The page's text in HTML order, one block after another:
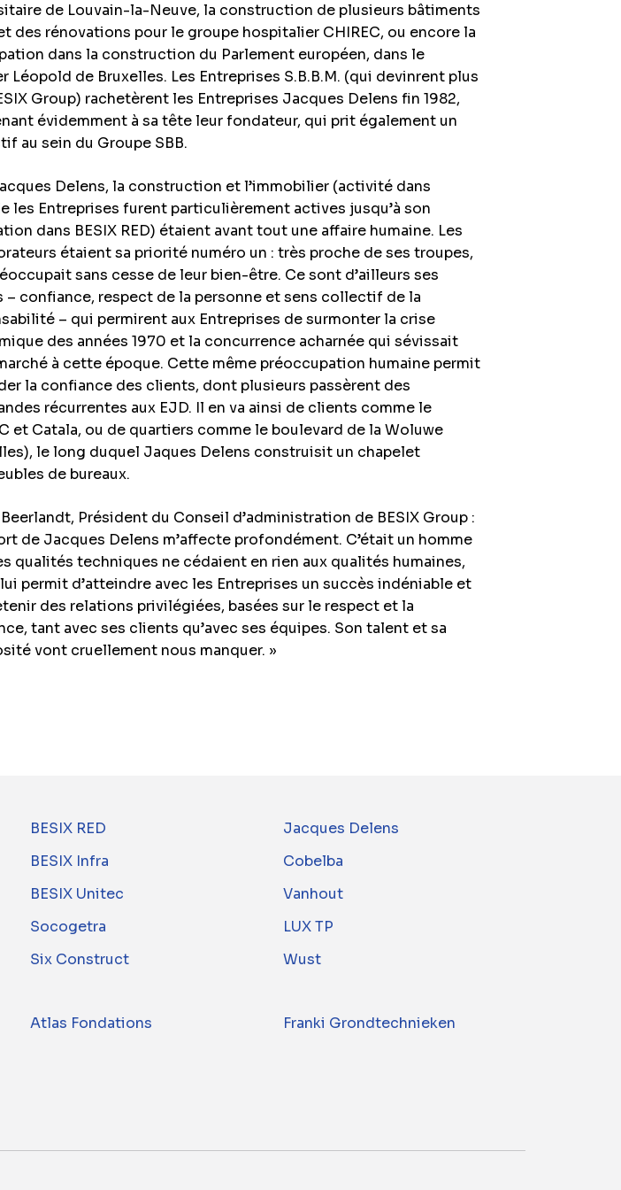
de Louvain-la-Neuve, la construction de plusieurs bâtiments
des rénovations pour le groupe hospitalier CHIREC, ou encore la
dans la construction du Parlement européen, dans le
Léopold de Bruxelles. Les Entreprises S.B.B.M. (qui devinrent plus
Group) rachetèrent les Entreprises Jacques Delens fin 1982,
évidemment à sa tête leur fondateur, qui prit également un
au sein du Groupe SBB.
Delens, la construction et l’immobilier (activité dans
les Entreprises furent particulièrement actives jusqu’à son
dans BESIX RED) étaient avant tout une affaire humaine. Les
étaient sa priorité numéro un : très proche de ses troupes,
sans cesse de leur bien-être. Ce sont d’ailleurs ses
– confiance, respect de la personne et sens collectif de la
– qui permirent aux Entreprises de surmonter la crise
des années 1970 et la concurrence acharnée qui sévissait
à cette époque. Cette même préoccupation humaine permit
la confiance des clients, dont plusieurs passèrent des
récurrentes aux EJD. Il en va ainsi de clients comme le
et Catala, ou de quartiers comme le boulevard de la Woluwe
le long duquel Jaques Delens construisit un chapelet
de bureaux.
Président du Conseil d’administration de BESIX Group :
de Jacques Delens m’affecte profondément. C’était un homme
qualités techniques ne cédaient en rien aux qualités humaines,
permit d’atteindre avec les Entreprises un succès indéniable et
des relations privilégiées, basées sur le respect et la
tant avec ses clients qu’avec ses équipes. Son talent et sa
vont cruellement nous manquer. »
BESIX RED
Jacques Delens
BESIX Infra
Cobelba
BESIX Unitec
Vanhout
Socogetra
LUX TP
Six Construct Wust
Atlas Fondations
Franki Grondtechnieken